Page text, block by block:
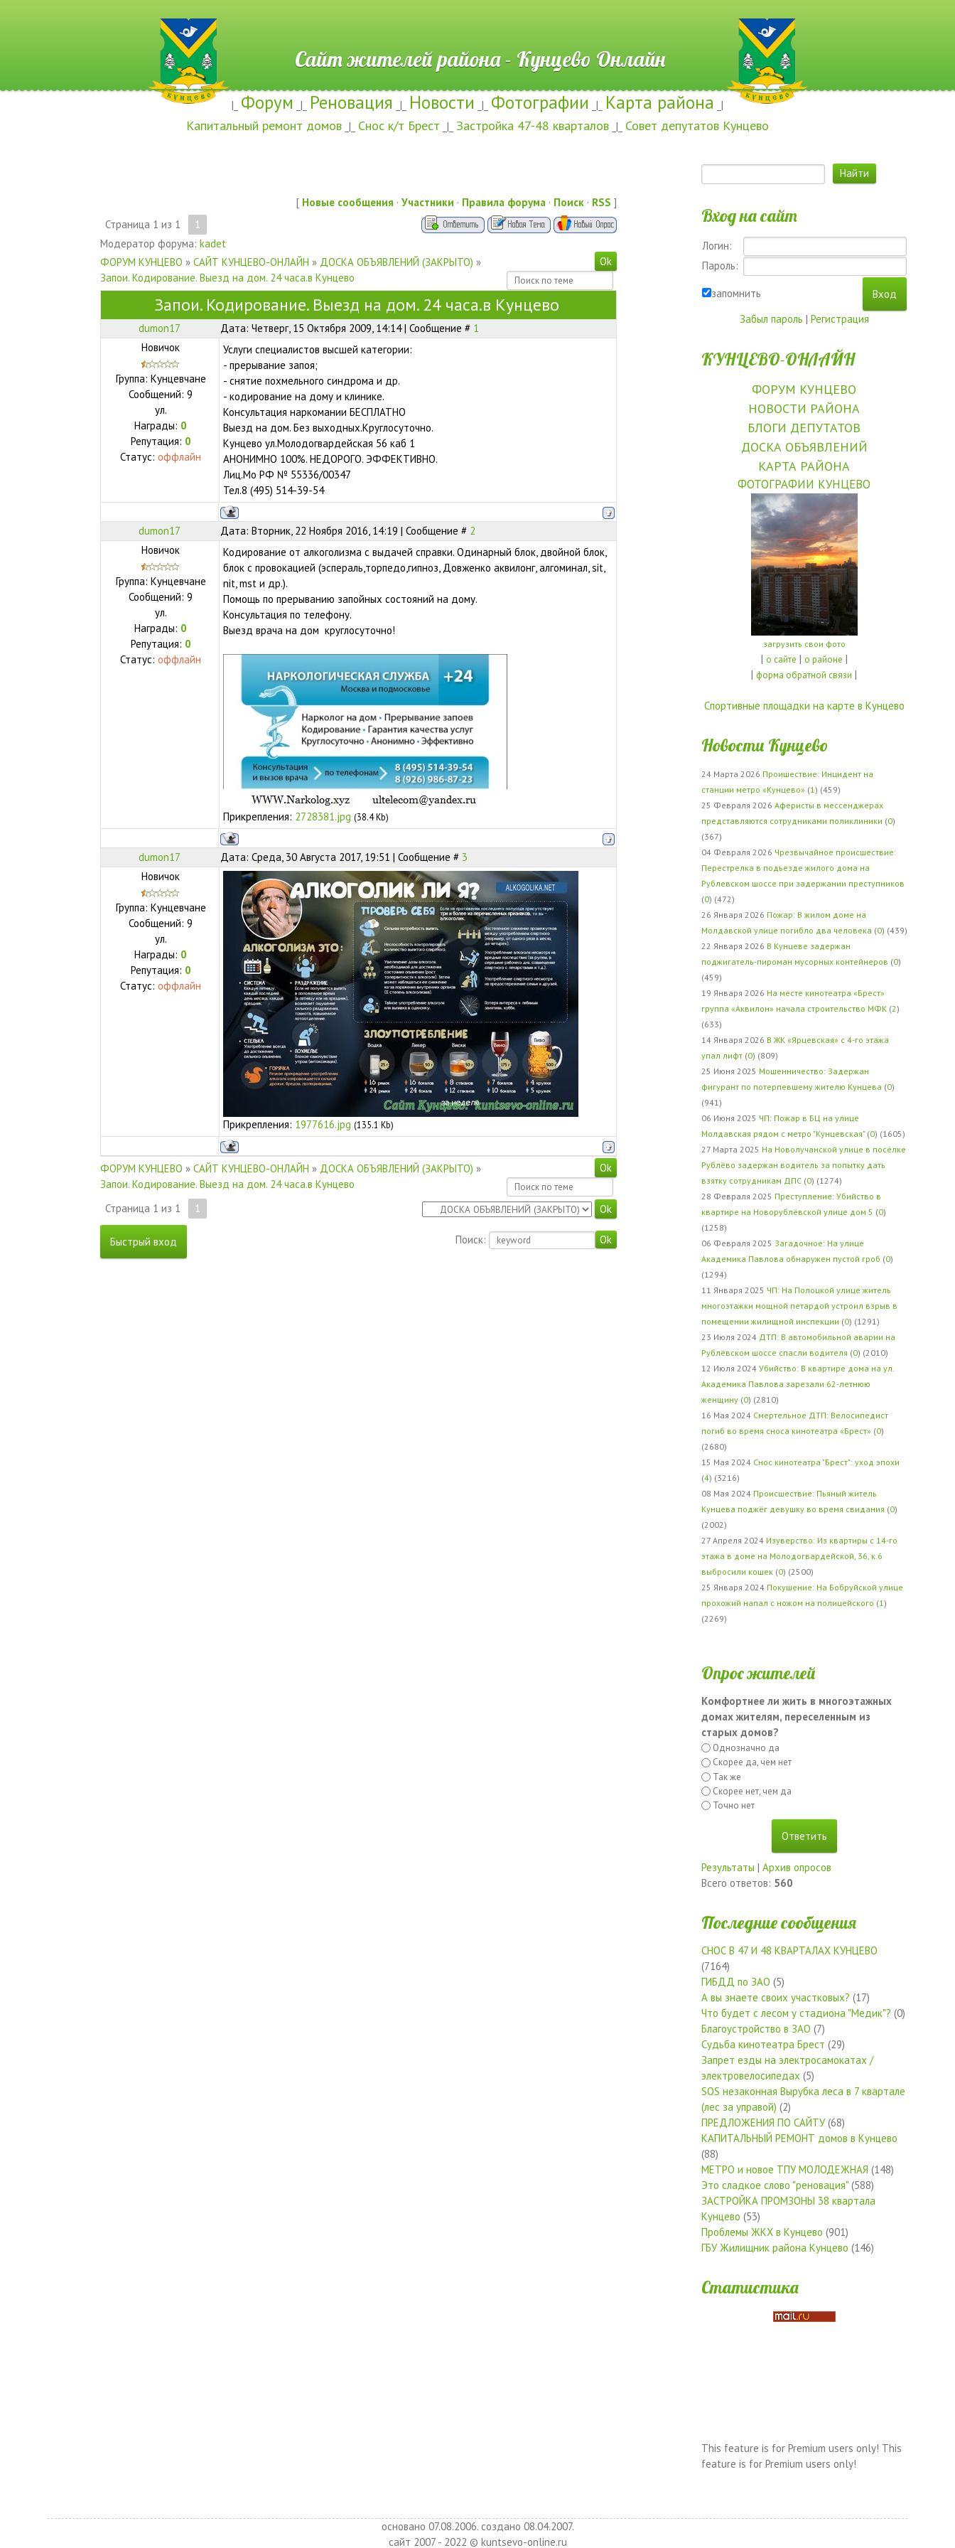
Сайт жителей района - Кунцево Онлайн
|_ Форум _|_ Реновация _|_ Новости _|_ Фотографии _|_ Карта района _|
Капитальный ремонт домов _|_ Снос к/т Брест _|_ Застройка 47-48 кварталов _|_ Совет депутатов Кунцево
[ Новые сообщения · Участники · Правила форума · Поиск · RSS ]
Страница 1 из 1
1
Модератор форума: kadet
ФОРУМ КУНЦЕВО » САЙТ КУНЦЕВО-ОНЛАЙН » ДОСКА ОБЪЯВЛЕНИЙ (ЗАКРЫТО) »
Запои. Кодирование. Выезд на дом. 24 часа.в Кунцево
Запои. Кодирование. Выезд на дом. 24 часа.в Кунцево
dumon17 Дата: Четверг, 15 Октября 2009, 14:14 | Сообщение # 1
Новичок
Группа: Кунцевчане
Сообщений:9
ул.
Награды: 0
Репутация: 0
Статус:оффлайн
Услуги специалистов высшей категории:
- прерывание запоя;
- снятие похмельного синдрома и др.
- кодирование на дому и клинике.
Консультация наркомании БЕСПЛАТНО
Выезд на дом. Без выходных.Круглосуточно.
Кунцево ул.Молодогвардейская 56 каб 1
АНОНИМНО 100%. НЕДОРОГО. ЭФФЕКТИВНО.
Лиц.Мо РФ № 55336/00347
Тел.8 (495) 514-39-54
dumon17 Дата: Вторник, 22 Ноября 2016, 14:19 | Сообщение # 2
Новичок
Группа: Кунцевчане
Сообщений:9
ул.
Награды: 0
Репутация: 0
Статус:оффлайн
Кодирование от алкоголизма с выдачей справки. Одинарный блок, двойной блок,
блок с провокацией (эспераль,торпедо,гипноз, Довженко аквилонг, алгоминал, sit,
nit, mst и др.).
Помощь по прерыванию запойных состояний на дому.
Консультация по телефону.
Выезд врача на дом круглосуточно!
Прикрепления: 2728381.jpg (38.4 Kb)
dumon17 Дата: Среда, 30 Августа 2017, 19:51 | Сообщение # 3
Новичок
Группа: Кунцевчане
Сообщений:9
ул.
Награды: 0
Репутация: 0
Статус:оффлайн
Прикрепления: 1977616.jpg (135.1 Kb)
ФОРУМ КУНЦЕВО » САЙТ КУНЦЕВО-ОНЛАЙН » ДОСКА ОБЪЯВЛЕНИЙ (ЗАКРЫТО) »
Запои. Кодирование. Выезд на дом. 24 часа.в Кунцево
Страница 1 из 1 1
Поиск:
Вход на сайт
Логин:
Пароль:
запомнить
Забыл пароль | Регистрация
КУНЦЕВО-ОНЛАЙН
ФОРУМ КУНЦЕВО
НОВОСТИ РАЙОНА
БЛОГИ ДЕПУТАТОВ
ДОСКА ОБЪЯВЛЕНИЙ
КАРТА РАЙОНА
ФОТОГРАФИИ КУНЦЕВО
загрузить свои фото
| о сайте | о районе |
|форма обратной связи |
Спортивные площадки на карте в Кунцево
Новости Кунцево
24 Марта 2026 Проишествие: Инцидент на
станции метро «Кунцево» (1) (459)
25 Февраля 2026 Аферисты в мессенджерах
представляются сотрудниками поликлиники (0)
(367)
04 Февраля 2026 Чрезвычайное происшествие:
Перестрелка в подъезде жилого дома на
Рублевском шоссе при задержании преступников
(0) (472)
26 Января 2026 Пожар: В жилом доме на
Молдавской улице погибло два человека (0) (439)
22 Января 2026 В Кунцеве задержан
поджигатель-пироман мусорных контейнеров (0)
(459)
19 Января 2026 На месте кинотеатра «Брест»
группа «Аквилон» начала строительство МФК (2)
(633)
14 Января 2026 В ЖК «Ярцевская» с 4-го этажа
упал лифт (0) (809)
25 Июня 2025 Мошенничество: Задержан
фигурант по потерпевшему жителю Кунцева (0)
(941)
06 Июня 2025 ЧП: Пожар в БЦ на улице
Молдавская рядом с метро "Кунцевская" (0) (1605)
27 Марта 2025 На Новолучанской улице в посёлке
Рублёво задержан водитель за попытку дать
взятку сотрудникам ДПС (0) (1274)
28 Февраля 2025 Преступление: Убийство в
квартире на Новорублёвской улице дом 5 (0)
(1258)
06 Февраля 2025 Загадочное: На улице
Академика Павлова обнаружен пустой гроб (0)
(1294)
11 Января 2025 ЧП: На Полоцкой улице житель
многоэтажки мощной петардой устроил взрыв в
помещении жилищной инспекции (0) (1291)
23 Июля 2024 ДТП: В автомобильной аварии на
Рублёвском шоссе спасли водителя (0) (2010)
12 Июля 2024 Убийство: В квартире дома на ул.
Академика Павлова зарезали 62-летнюю
женщину (0) (2810)
16 Мая 2024 Смертельное ДТП: Велосипедист
погиб во время сноса кинотеатра «Брест» (0)
(2680)
15 Мая 2024 Снос кинотеатра "Брест": уход эпохи
(4) (3216)
08 Мая 2024 Происшествие: Пьяный житель
Кунцева поджёг девушку во время свидания (0)
(2002)
27 Апреля 2024 Изуверство: Из квартиры с 14-го
этажа в доме на Молодогвардейской, 36, к.6
выбросили кошек (0) (2500)
25 Января 2024 Покушение: На Бобруйской улице
прохожий напал с ножом на полицейского (1)
(2269)
Опрос жителей
Комфортнее ли жить в многоэтажных
домах жителям, переселенным из
старых домов?
Однозначно да
Скорее да, чем нет
Так же
Скорее нет, чем да
Точно нет
Результаты | Архив опросов
Всего ответов: 560
Последние сообщения
СНОС В 47 И 48 КВАРТАЛАХ КУНЦЕВО
(7164)
ГИБДД по ЗАО (5)
А вы знаете своих участковых? (17)
Что будет с лесом у стадиона "Медик"? (0)
Благоустройство в ЗАО (7)
Судьба кинотеатра Брест (29)
Запрет езды на электросамокатах /
электровелосипедах (5)
SOS незаконная Вырубка леса в 7 квартале
(лес за управой) (2)
ПРЕДЛОЖЕНИЯ ПО САЙТУ(68)
КАПИТАЛЬНЫЙ РЕМОНТ домов в Кунцево
(88)
МЕТРО и новое ТПУ МОЛОДЕЖНАЯ (148)
Это сладкое слово "реновация"(588)
ЗАСТРОЙКА ПРОМЗОНЫ 38 квартала
Кунцево (53)
Проблемы ЖКХ в Кунцево (901)
ГБУ Жилищник района Кунцево (146)
Статистика
This feature is for Premium users only! This
feature is for Premium users only!
основано 07.08.2006. создано 08.04.2007.
сайт 2007 - 2022 © kuntsevo-online.ru